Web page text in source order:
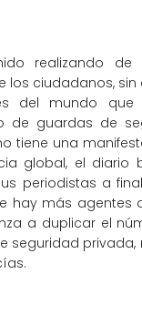
realizando
ciudadanos,
del mundo que
de guardas de
tiene una
global, el diario
periodistas a
hay más agentes
a duplicar el
seguridad